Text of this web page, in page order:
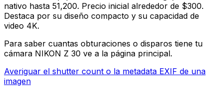
nativo hasta 51,200. Precio inicial alrededor de $300.
Destaca por su diseño compacto y su capacidad de
video 4K.
Para saber cuantas obturaciones o disparos tiene tu
cámara NIKON Z 30 ve a la página principal.
Averiguar el shutter count o la metadata EXIF de una
imagen